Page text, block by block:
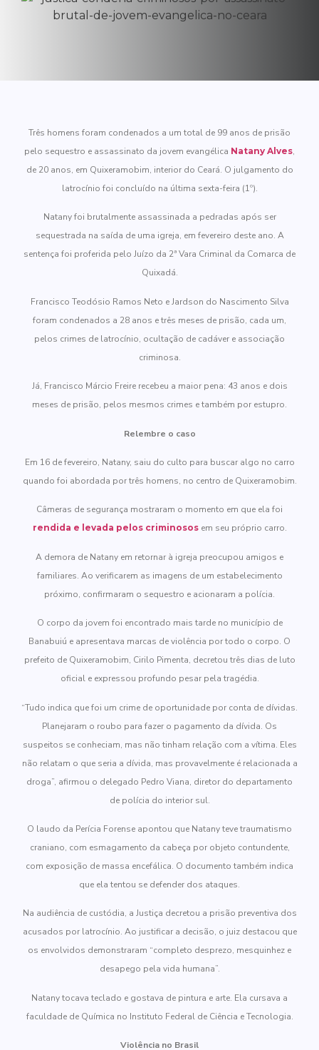
Três homens foram condenados a um total de 99 anos de prisão
pelo sequestro e assassinato da jovem evangélica Natany Alves,
de 20 anos, em Quixeramobim, interior do Ceará. O julgamento do
latrocínio foi concluído na última sexta-feira (1º).
Natany foi brutalmente assassinada a pedradas após ser
sequestrada na saída de uma igreja, em fevereiro deste ano. A
sentença foi proferida pelo Juízo da 2ª Vara Criminal da Comarca de
Quixadá.
Francisco Teodósio Ramos Neto e Jardson do Nascimento Silva
foram condenados a 28 anos e três meses de prisão, cada um,
pelos crimes de latrocínio, ocultação de cadáver e associação
criminosa.
Já, Francisco Márcio Freire recebeu a maior pena: 43 anos e dois
meses de prisão, pelos mesmos crimes e também por estupro.
Relembre o caso
Em 16 de fevereiro, Natany, saiu do culto para buscar algo no carro
quando foi abordada por três homens, no centro de Quixeramobim.
Câmeras de segurança mostraram o momento em que ela foi
rendida e levada pelos criminososem seu próprio carro.
A demora de Natany em retornar à igreja preocupou amigos e
familiares. Ao verificarem as imagens de um estabelecimento
próximo, confirmaram o sequestro e acionaram a polícia.
O corpo da jovem foi encontrado mais tarde no município de
Banabuiú e apresentava marcas de violência por todo o corpo. O
prefeito de Quixeramobim, Cirilo Pimenta, decretou três dias de luto
oficial e expressou profundo pesar pela tragédia.
“Tudo indica que foi um crime de oportunidade por conta de dívidas.
Planejaram o roubo para fazer o pagamento da dívida. Os
suspeitos se conheciam, mas não tinham relação com a vítima. Eles
não relatam o que seria a dívida, mas provavelmente é relacionada a
droga”, afirmou o delegado Pedro Viana, diretor do departamento
de polícia do interior sul.
O laudo da Perícia Forense apontou que Natany teve traumatismo
craniano, com esmagamento da cabeça por objeto contundente,
com exposição de massa encefálica. O documento também indica
que ela tentou se defender dos ataques.
Na audiência de custódia, a Justiça decretou a prisão preventiva dos
acusados por latrocínio. Ao justificar a decisão, o juiz destacou que
os envolvidos demonstraram “completo desprezo, mesquinhez e
desapego pela vida humana”.
Natany tocava teclado e gostava de pintura e arte. Ela cursava a
faculdade de Química no Instituto Federal de Ciência e Tecnologia.
Violência no Brasil